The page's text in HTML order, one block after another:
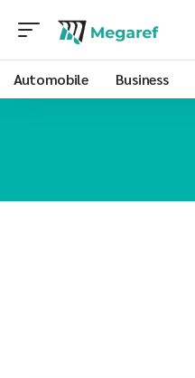
Automobile Business